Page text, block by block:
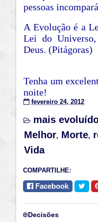
pessoas
A Evolução é a
Lei do
Deus. (Pitágoras)
Tenha um
noite!
fevereiro 24, 2012
mais
Melhor, Morte,
Vida
COMPARTILHE:
Facebook
Decisões